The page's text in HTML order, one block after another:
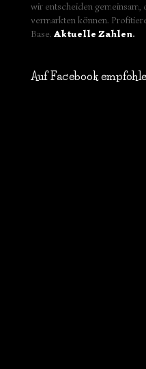
wir entscheiden gemeinsam,
vermarkten können.
Base. Aktuelle Zahlen.
Auf Facebook